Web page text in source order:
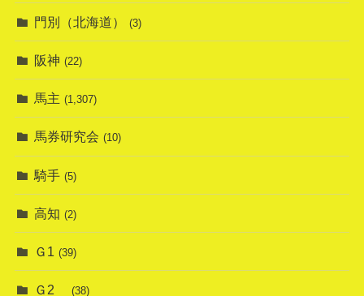
門別（北海道） (3)
阪神 (22)
馬主 (1,307)
馬券研究会 (10)
騎手 (5)
高知 (2)
Ｇ1 (39)
Ｇ2 (38)